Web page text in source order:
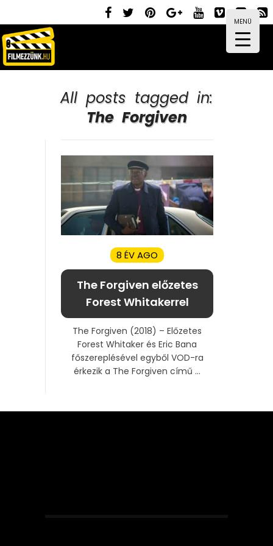
MENÜ
All posts tagged in:
The Forgiven
8 ÉV AGO
The Forgiven előzetes
Forest Whitakerrel
The Forgiven (2018) – Előzetes
Forest Whitaker és Eric Bana
főszereplésével egyből VOD-ra
érkezik a The Forgiven című ...